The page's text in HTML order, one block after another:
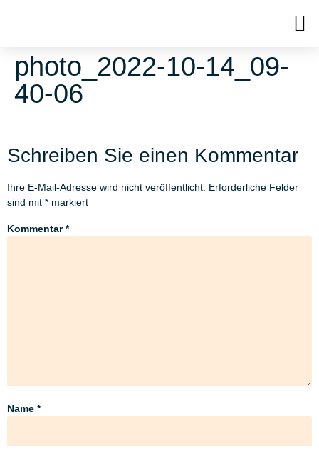
photo_2022-10-14_09-
40-06
Schreiben Sie einen Kommentar
Ihre E-Mail-Adresse wird nicht veröffentlicht. Erforderliche Felder
sind mit * markiert
Kommentar*
Name *